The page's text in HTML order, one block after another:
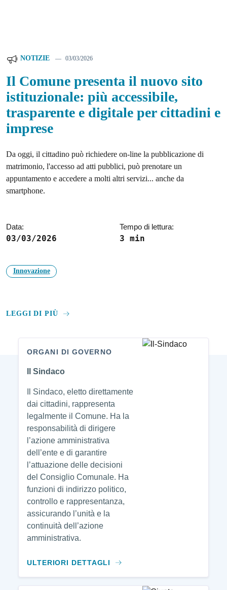
NOTIZIE 03/03/2026
Il Comune presenta il nuovo sito
istituzionale: più accessibile,
trasparente e digitale per cittadini e
imprese
Da oggi, il cittadino può richiedere on-line la pubblicazione di
matrimonio, l'accesso ad atti pubblici, può prenotare un
appuntamento e accedere a molti altri servizi... anche da
smartphone.
Data:
03/03/2026
Tempo di lettura:
3 min
Innovazione
LEGGI DI PIÙ
Amministrazione
ORGANI DI GOVERNO
Il Sindaco
Il Sindaco, eletto direttamente
dai cittadini, rappresenta
legalmente il Comune. Ha la
responsabilità di dirigere
l’azione amministrativa
dell’ente e di garantire
l’attuazione delle decisioni
del Consiglio Comunale. Ha
funzioni di indirizzo politico,
controllo e rappresentanza,
assicurando l’unità e la
continuità dell’azione
amministrativa.
ULTERIORI DETTAGLI